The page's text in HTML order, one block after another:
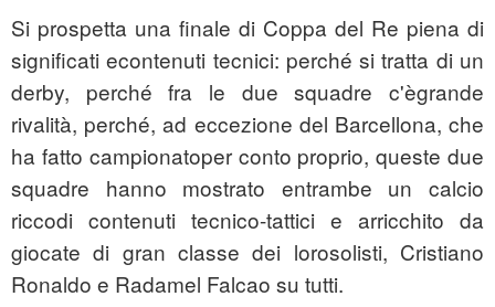
Si prospetta una finale di Coppa del Re piena di
significati econtenuti tecnici: perché si tratta di un
derby, perché fra le due squadre c'ègrande
rivalità, perché, ad eccezione del Barcellona, che
ha fatto campionatoper conto proprio, queste due
squadre hanno mostrato entrambe un calcio
riccodi contenuti tecnico-tattici e arricchito da
giocate di gran classe dei lorosolisti, Cristiano
Ronaldo e Radamel Falcao su tutti.